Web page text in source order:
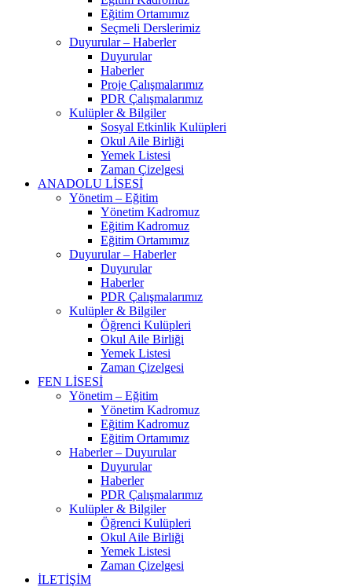
Eğitim Ortamımız
Seçmeli Derslerimiz
Duyurular – Haberler
Duyurular
Haberler
Proje Çalışmalarımız
PDR Çalışmalarımız
Kulüpler & Bilgiler
Sosyal Etkinlik Kulüpleri
Okul Aile Birliği
Yemek Listesi
Zaman Çizelgesi
ANADOLU LİSESİ
Yönetim – Eğitim
Yönetim Kadromuz
Eğitim Kadromuz
Eğitim Ortamımız
Duyurular – Haberler
Duyurular
Haberler
PDR Çalışmalarımız
Kulüpler & Bilgiler
Öğrenci Kulüpleri
Okul Aile Birliği
Yemek Listesi
Zaman Çizelgesi
FEN LİSESİ
Yönetim – Eğitim
Yönetim Kadromuz
Eğitim Kadromuz
Eğitim Ortamımız
Haberler – Duyurular
Duyurular
Haberler
PDR Çalışmalarımız
Kulüpler & Bilgiler
Öğrenci Kulüpleri
Okul Aile Birliği
Yemek Listesi
Zaman Çizelgesi
İLETİŞİM